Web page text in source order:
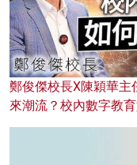
鄭俊傑校長X陳穎華主
來潮流？校內數字教